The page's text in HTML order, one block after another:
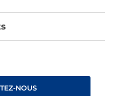
NOUS